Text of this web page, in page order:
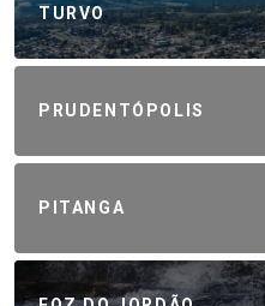
TURVO
PRUDENTÓPOLIS
PITANGA